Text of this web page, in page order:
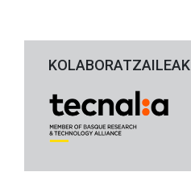
KOLABORATZAILEAK